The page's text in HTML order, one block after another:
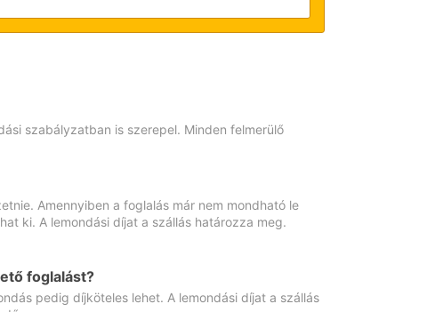
szabályzatban is szerepel. Minden felmerülő
Amennyiben a foglalás már nem mondható le
ki. A lemondási díjat a szállás határozza meg.
foglalást?
pedig díjköteles lehet. A lemondási díjat a szállás